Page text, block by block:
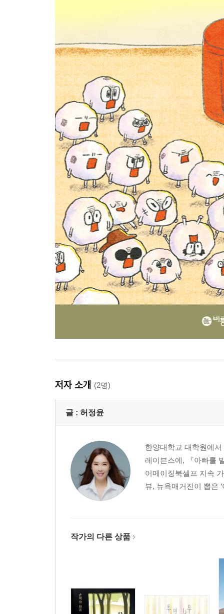
저자 소개 (2명)
글 : 허정윤
한양대학교 대학원에
레이븐스에, 『아빠를
어메이징북셀프 지속
뷰, 뉴욕매거진이 뽑은
작가의 다른 상품